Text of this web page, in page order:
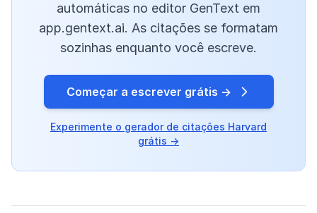
automáticas no editor GenText em
app.gentext.ai. As citações se formatam
sozinhas enquanto você escreve.
Começar a escrever grátis →
Experimente o gerador de citações Harvard
grátis →